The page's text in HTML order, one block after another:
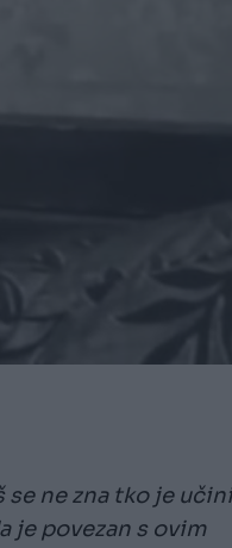
se ne zna tko je
je povezan s ovim